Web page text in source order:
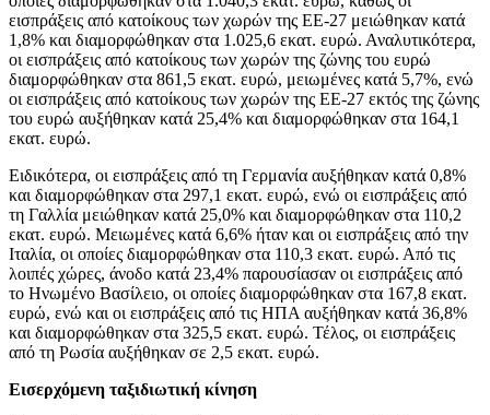
εισπράξεις από κατοίκους των χωρών της ΕΕ-27 μειώθηκαν κατά
1,8% και διαμορφώθηκαν στα 1.025,6 εκατ. ευρώ. Αναλυτικότερα,
οι εισπράξεις από κατοίκους των χωρών της ζώνης του ευρώ
διαμορφώθηκαν στα 861,5 εκατ. ευρώ, μειωμένες κατά 5,7%, ενώ
οι εισπράξεις από κατοίκους των χωρών της ΕΕ-27 εκτός της ζώνης
του ευρώ αυξήθηκαν κατά 25,4% και διαμορφώθηκαν στα 164,1
εκατ. ευρώ.
Ειδικότερα, οι εισπράξεις από τη Γερμανία αυξήθηκαν κατά 0,8%
και διαμορφώθηκαν στα 297,1 εκατ. ευρώ, ενώ οι εισπράξεις από
τη Γαλλία μειώθηκαν κατά 25,0% και διαμορφώθηκαν στα 110,2
εκατ. ευρώ. Μειωμένες κατά 6,6% ήταν και οι εισπράξεις από την
Ιταλία, οι οποίες διαμορφώθηκαν στα 110,3 εκατ. ευρώ. Από τις
λοιπές χώρες, άνοδο κατά 23,4% παρουσίασαν οι εισπράξεις από
το Ηνωμένο Βασίλειο, οι οποίες διαμορφώθηκαν στα 167,8 εκατ.
ευρώ, ενώ και οι εισπράξεις από τις ΗΠΑ αυξήθηκαν κατά 36,8%
και διαμορφώθηκαν στα 325,5 εκατ. ευρώ. Τέλος, οι εισπράξεις
από τη Ρωσία αυξήθηκαν σε 2,5 εκατ. ευρώ.
Εισερχόμενη ταξιδιωτική κίνηση